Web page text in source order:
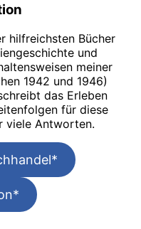
hilfreichsten Bücher
und
meiner
1942 und 1946)
das Erleben
für diese
viele Antworten.